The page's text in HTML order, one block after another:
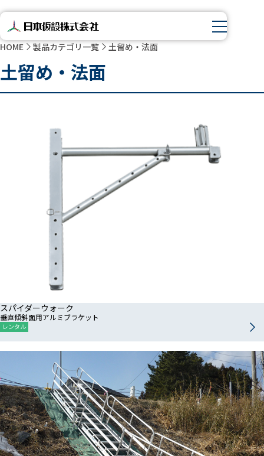
HOME 製品カテゴリ一覧 土留め・法面
土留め・法面
スパイダーウォーク
垂直傾斜面用アルミブラケット
レンタル